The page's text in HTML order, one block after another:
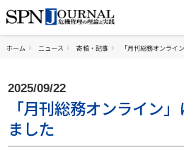
ホーム ニュース 寄稿・記事 「月刊総務オンライ
2025/09/22
「月刊総務オンライン
ました